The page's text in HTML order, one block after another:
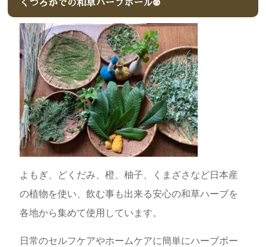
くつろかでの和草ハーブボール®
よもぎ、どくだみ、橙、柚子、くまざさなど日本産
の植物を使い、飲む事も出来る安心の和草ハーブを
各地から集めて使用しています。
日常のセルフケアやホームケアに簡単にハーブボー